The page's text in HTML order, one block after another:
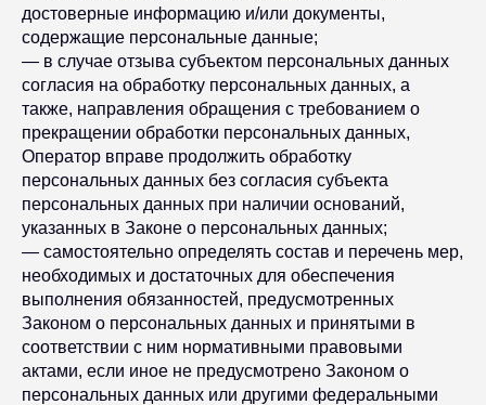
достоверные информацию и/или документы,
содержащие персональные данные;
— в случае отзыва субъектом персональных данных
согласия на обработку персональных данных, а
также, направления обращения с требованием о
прекращении обработки персональных данных,
Оператор вправе продолжить обработку
персональных данных без согласия субъекта
персональных данных при наличии оснований,
указанных в Законе о персональных данных;
— самостоятельно определять состав и перечень мер,
необходимых и достаточных для обеспечения
выполнения обязанностей, предусмотренных
Законом о персональных данных и принятыми в
соответствии с ним нормативными правовыми
актами, если иное не предусмотрено Законом о
персональных данных или другими федеральными